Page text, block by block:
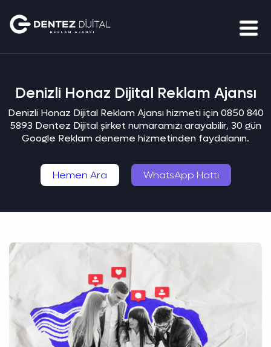
Denizli Honaz Dijital Reklam Ajansı
Denizli Honaz Dijital Reklam Ajansı hizmeti için 0850 840
5893 Dentez Dijital şirket numaramızı arayabilir, 30 gün
Google Reklam deneme hizmetinden faydalanın.
Hemen Ara WhatsApp Hattı